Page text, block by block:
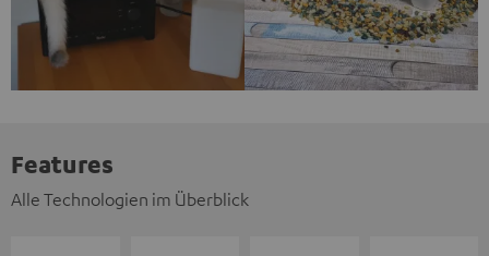
Features
Alle Technologien im Überblick